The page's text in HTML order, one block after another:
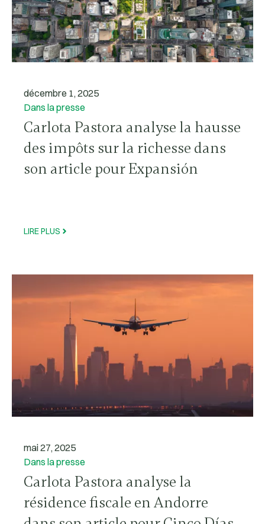
décembre 1, 2025
Dans la presse
Carlota Pastora analyse la hausse
des impôts sur la richesse dans
son article pour Expansión
LIRE PLUS
mai 27, 2025
Dans la presse
Carlota Pastora analyse la
résidence fiscale en Andorre